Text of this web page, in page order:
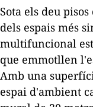
Sota els deu
dels espais més
multifuncional
que emmotllen
Amb una
espai d'ambient